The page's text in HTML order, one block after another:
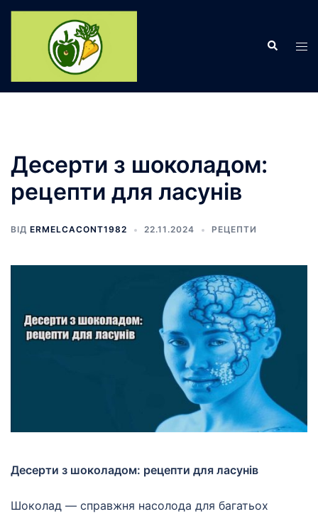
Перейти
Пошук
Десерти з шоколадом:
рецепти для ласунів
ВІД ERMELCACONT1982 22.11.2024 РЕЦЕПТИ
Десерти з шоколадом: рецепти для ласунів
Шоколад — справжня насолода для багатьох